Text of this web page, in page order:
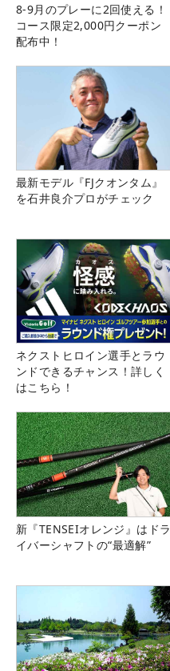
8-9月のプレーに2回使える！
コース限定2,000円クーポン
配布中！
最新モデル『FJクオンタム』
を石井良介プロがチェック
ネクストヒロイン選手とラウ
ンドできるチャンス！詳しく
はこちら！
新『TENSEIオレンジ』はドラ
イバーシャフトの“最適解”